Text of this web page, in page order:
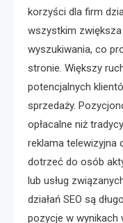
korzyści dla firm
wszystkim
wyszukiwania, co
stronie. Większy
potencjalnych
sprzedaży.
opłacalne niż
reklama telewizyjna
dotrzeć do osób
lub usług
działań SEO są
pozycje w wynikach